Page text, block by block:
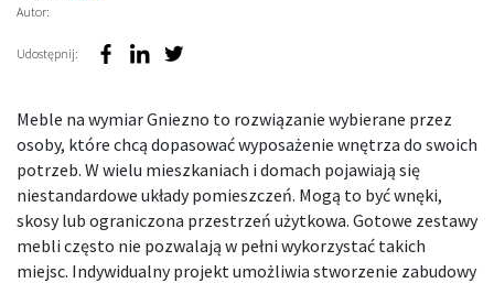
Autor:
Udostępnij:
Meble na wymiar Gniezno to rozwiązanie wybierane przez
osoby, które chcą dopasować wyposażenie wnętrza do swoich
potrzeb. W wielu mieszkaniach i domach pojawiają się
niestandardowe układy pomieszczeń. Mogą to być wnęki,
skosy lub ograniczona przestrzeń użytkowa. Gotowe zestawy
mebli często nie pozwalają w pełni wykorzystać takich
miejsc. Indywidualny projekt umożliwia stworzenie zabudowy